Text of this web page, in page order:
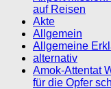
auf Reisen
Akte
Allgemein
Allgemeine
alternativ
Amok-Attentat
für die Opfer